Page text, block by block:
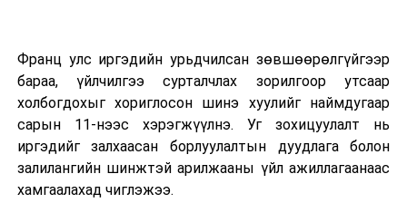
2026 оны 9 дүгээр сарын 13-наас оюутнуудыг
дотуур байранд оруулж эхэлнэ.
Сургууль, цэцэрлэгийн үйл ажиллагааны
зохицуулалт
2026 оны 8 дугаар сарын 17–28-ны өдрүүдэд
Франц улс иргэдийн урьдчилсан зөвшөөрөлгүйгээр
бараа, үйлчилгээ сурталчлах зорилгоор утсаар
холбогдохыг хориглосон шинэ хуулийг наймдугаар
сарын 11-нээс хэрэгжүүлнэ. Уг зохицуулалт нь
иргэдийг залхаасан борлуулалтын дуудлага болон
залилангийн шинжтэй арилжааны үйл ажиллагаанаас
хамгаалахад чиглэжээ.